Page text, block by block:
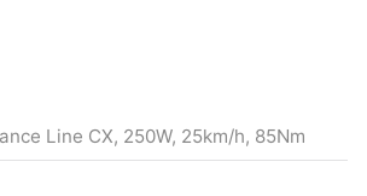
Line CX, 250W, 25km/h, 85Nm